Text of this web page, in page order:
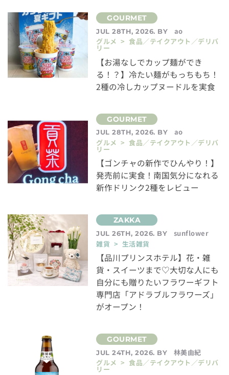
JUL 28TH, 2026. BY
ao
グルメ > 食品／テイクアウト／デリバ
リー
【お湯なしでカップ麺ができ
る！？】冷たい麺がもっちもち！
2種の冷しカップヌードルを実食
JUL 28TH, 2026. BY
ao
グルメ > 食品／テイクアウト／デリバ
リー
【ゴンチャの新作でひんやり！】
発売前に実食！南国気分になれる
新作ドリンク2種をレビュー
JUL 26TH, 2026. BY
sunflower
雑貨 > 生活雑貨
【品川プリンスホテル】花・雑
貨・スイーツまで♡大切な人にも
自分にも贈りたいフラワーギフト
専門店「アドラブルフラワーズ」
がオープン！
JUL 24TH, 2026. BY
林美由紀
グルメ > 食品／テイクアウト／デリバ
リー